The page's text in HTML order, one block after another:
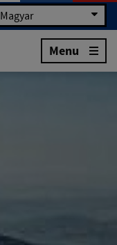
Magyar
Menu